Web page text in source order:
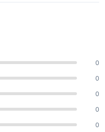
0
0
0
0
0